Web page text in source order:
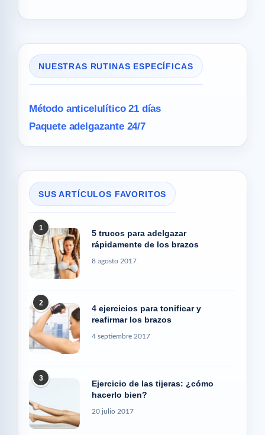
NUESTRAS RUTINAS ESPECÍFICAS
Método anticelulítico 21 días
Paquete adelgazante 24/7
SUS ARTÍCULOS FAVORITOS
1
5 trucos para adelgazar
rápidamente de los brazos
8 agosto 2017
2
4 ejercicios para tonificar y
reafirmar los brazos
4 septiembre 2017
3
Ejercicio de las tijeras: ¿cómo
hacerlo bien?
20 julio 2017